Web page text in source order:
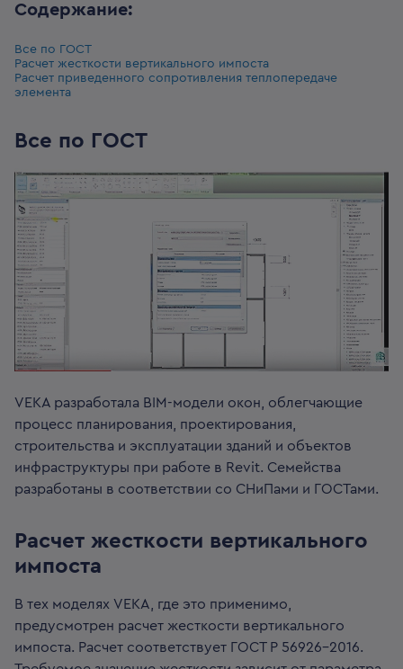
Содержание:
Все по ГОСТ
Расчет жесткости вертикального импоста
Расчет приведенного сопротивления теплопередаче
элемента
Все по ГОСТ
VEKA разработала BIM-модели окон, облегчающие
процесс планирования, проектирования,
строительства и эксплуатации зданий и объектов
инфраструктуры при работе в Revit. Семейства
разработаны в соответствии со СНиПами и ГОСТами.
Расчет жесткости вертикального
импоста
В тех моделях VEKA, где это применимо,
предусмотрен расчет жесткости вертикального
импоста. Расчет соответствует ГОСТ Р 56926-2016.